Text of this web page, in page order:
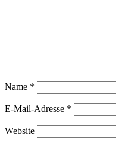
Name *
E-Mail-Adresse *
Website